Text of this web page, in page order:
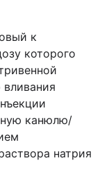
к
которого
канюлю/
натрия